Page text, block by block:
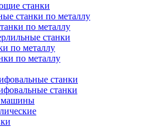
станки
станки по металлу
по металлу
станки
по металлу
по металлу
станки
станки
машины